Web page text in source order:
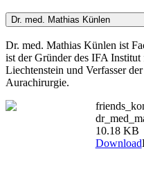
Dr. med. Mathias Künlen
Dr. med. Mathias Künlen ist
ist der Gründer des IFA
Liechtenstein und Verfasser
Aurachirurgie.
10.18 KB
Download